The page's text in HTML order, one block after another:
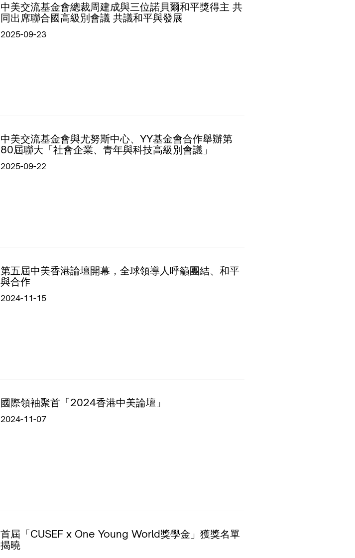
中美交流基金會總裁周建成與三位諾貝爾和平獎得主 共
同出席聯合國高級別會議 共議和平與發展
2025-09-23
中美交流基金會與尤努斯中心、YY基金會合作舉辦第
80屆聯大「社會企業、青年與科技高級別會議」
2025-09-22
第五屆中美香港論壇開幕，全球領導人呼籲團結、和平
與合作
2024-11-15
國際領袖聚首「2024香港中美論壇」
2024-11-07
首屆「CUSEF x One Young World獎學金」獲獎名單
揭曉